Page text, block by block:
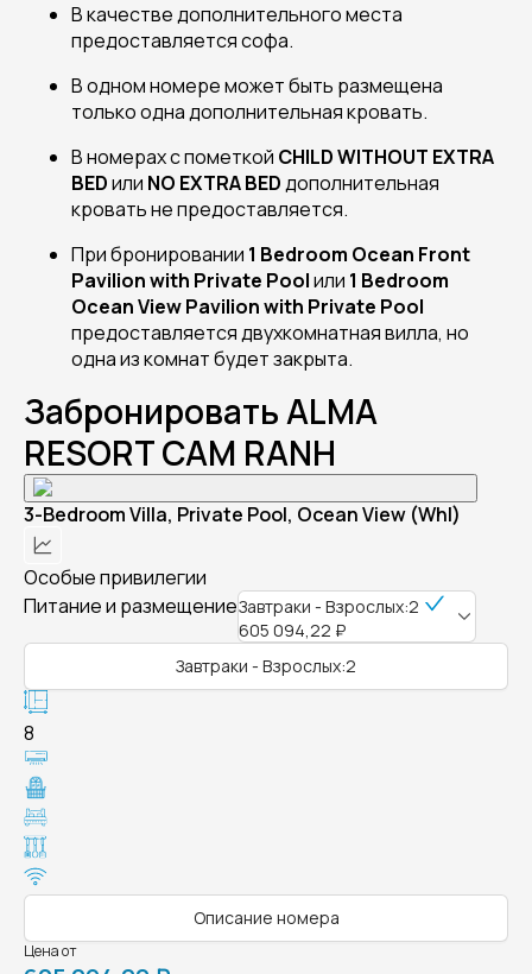
В качестве дополнительного места
предоставляется софа.
В одном номере может быть размещена
только одна дополнительная кровать.
В номерах с пометкой CHILD WITHOUT EXTRA
BEDили NO EXTRA BEDдополнительная
кровать не предоставляется.
При бронировании 1 Bedroom Ocean Front
Pavilion with Private Poolили 1 Bedroom
Ocean View Pavilion with Private Pool
предоставляется двухкомнатная вилла, но
одна из комнат будет закрыта.
Забронировать ALMA
RESORT CAM RANH
3-Bedroom Villa, Private Pool, Ocean View (Whl)
Особые привилегии
Питание и размещениеЗавтраки - Взрослых:2
605 094,22 ₽
Завтраки - Взрослых:2
8
Описание номера
Цена от